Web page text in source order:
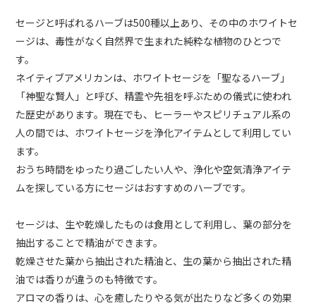
セージと呼ばれるハーブは500種以上あり、その中のホワイトセ
ージは、毒性がなく自然界で生まれた純粋な植物のひとつで
す。
ネイティブアメリカンは、ホワイトセージを「聖なるハーブ」
「神聖な賢人」と呼び、精霊や先祖を呼ぶための儀式に使われ
た歴史があります。現在でも、ヒーラーやスピリチュアル系の
人の間では、ホワイトセージを浄化アイテムとして利用してい
ます。
おうち時間をゆったり過ごしたい人や、浄化や空気清浄アイテ
ムを探している方にセージはおすすめのハーブです。
セージは、生や乾燥したものは食用として利用し、葉の部分を
抽出することで精油ができます。
乾燥させた葉から抽出された精油と、生の葉から抽出された精
油では香りが違うのも特徴です。
アロマの香りは、心を癒したりやる気が出たりなど多くの効果